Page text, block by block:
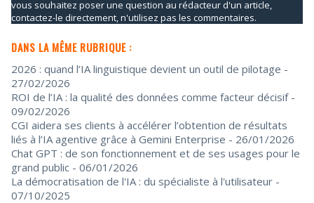
vous souhaitez poser une question au rédacteur d'un article,
contactez-le directement, n'utilisez pas les commentaires.
DANS LA MÊME RUBRIQUE :
2026 : quand l’IA linguistique devient un outil de pilotage -
27/02/2026
ROI de l’IA : la qualité des données comme facteur décisif -
09/02/2026
CGI aidera ses clients à accélérer l’obtention de résultats
liés à l’IA agentive grâce à Gemini Enterprise - 26/01/2026
Chat GPT : de son fonctionnement et de ses usages pour le
grand public - 06/01/2026
La démocratisation de l'IA : du spécialiste à l'utilisateur -
07/10/2025